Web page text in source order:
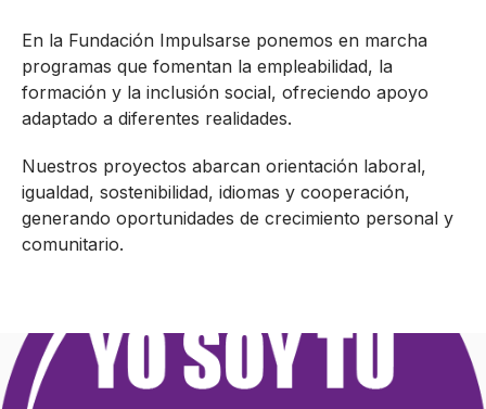
En la Fundación Impulsarse ponemos en marcha
programas que fomentan la empleabilidad, la
formación y la inclusión social, ofreciendo apoyo
adaptado a diferentes realidades.
Nuestros proyectos abarcan orientación laboral,
igualdad, sostenibilidad, idiomas y cooperación,
generando oportunidades de crecimiento personal y
comunitario.